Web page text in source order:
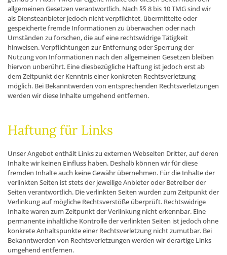
allgemeinen Gesetzen verantwortlich. Nach §§ 8 bis 10 TMG sind wir
als Diensteanbieter jedoch nicht verpflichtet, übermittelte oder
gespeicherte fremde Informationen zu überwachen oder nach
Umständen zu forschen, die auf eine rechtswidrige Tätigkeit
hinweisen. Verpflichtungen zur Entfernung oder Sperrung der
Nutzung von Informationen nach den allgemeinen Gesetzen bleiben
hiervon unberührt. Eine diesbezügliche Haftung ist jedoch erst ab
dem Zeitpunkt der Kenntnis einer konkreten Rechtsverletzung
möglich. Bei Bekanntwerden von entsprechenden Rechtsverletzungen
werden wir diese Inhalte umgehend entfernen.
Haftung für Links
Unser Angebot enthält Links zu externen Webseiten Dritter, auf deren
Inhalte wir keinen Einfluss haben. Deshalb können wir für diese
fremden Inhalte auch keine Gewähr übernehmen. Für die Inhalte der
verlinkten Seiten ist stets der jeweilige Anbieter oder Betreiber der
Seiten verantwortlich. Die verlinkten Seiten wurden zum Zeitpunkt der
Verlinkung auf mögliche Rechtsverstöße überprüft. Rechtswidrige
Inhalte waren zum Zeitpunkt der Verlinkung nicht erkennbar. Eine
permanente inhaltliche Kontrolle der verlinkten Seiten ist jedoch ohne
konkrete Anhaltspunkte einer Rechtsverletzung nicht zumutbar. Bei
Bekanntwerden von Rechtsverletzungen werden wir derartige Links
umgehend entfernen.